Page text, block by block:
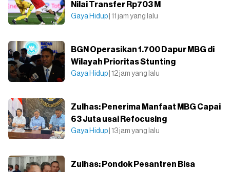
Nilai Transfer Rp703 M
Gaya Hidup | 11 jam yang lalu
BGN Operasikan 1.700 Dapur MBG di
Wilayah Prioritas Stunting
Gaya Hidup | 12 jam yang lalu
Zulhas: Penerima Manfaat MBG Capai
63 Juta usai Refocusing
Gaya Hidup | 13 jam yang lalu
Zulhas: Pondok Pesantren Bisa